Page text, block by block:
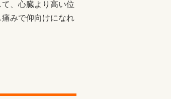
、心臓より高い位
みで仰向けになれ